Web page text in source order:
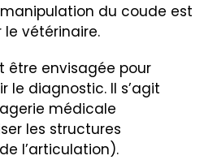
du coude est
vétérinaire.
être envisagée pour
le diagnostic. Il s’agit
médicale
les structures
l’articulation).